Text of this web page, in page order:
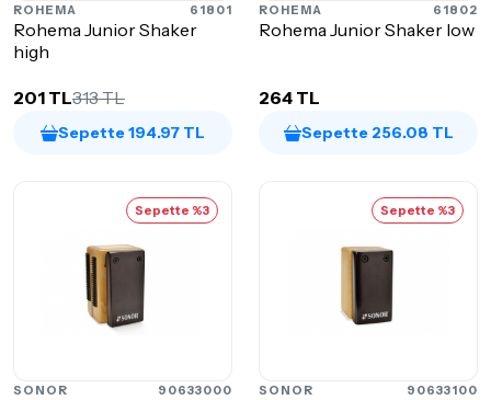
ROHEMA 61801
Rohema Junior Shaker
high
201 TL313 TL
Sepette 194.97 TL
ROHEMA 61802
Rohema Junior Shaker low
264 TL
Sepette 256.08 TL
Sepette %3
SONOR 90633000
Sepette %3
SONOR 90633100